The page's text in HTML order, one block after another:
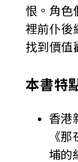
恨。角色
裡前仆後
找到價值
本書特
香港
《
埔的